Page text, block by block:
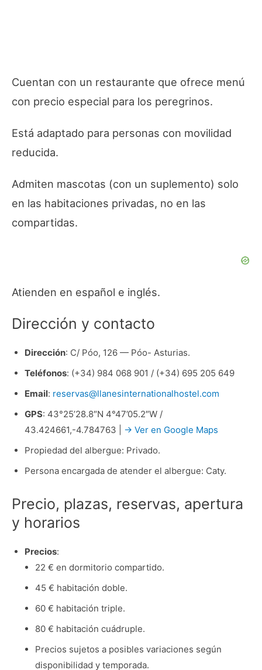
Cuentan con un restaurante que ofrece menú
con precio especial para los peregrinos.
Está adaptado para personas con movilidad
reducida.
Admiten mascotas (con un suplemento) solo
en las habitaciones privadas, no en las
compartidas.
Atienden en español e inglés.
Dirección y contacto
Dirección: C/ Póo, 126 — Póo- Asturias.
Teléfonos: (+34) 984 068 901 / (+34) 695 205 649
Email: reservas@llanesinternationalhostel.com
GPS: 43°25’28.8″N 4°47’05.2″W /
43.424661,-4.784763 | → Ver en Google Maps
Propiedad del albergue: Privado.
Persona encargada de atender el albergue: Caty.
Precio, plazas, reservas, apertura
y horarios
Precios:
22 € en dormitorio compartido.
45 € habitación doble.
60 € habitación triple.
80 € habitación cuádruple.
Precios sujetos a posibles variaciones según
disponibilidad y temporada.